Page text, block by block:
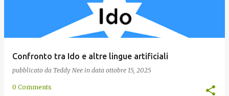
Confronto tra Ido e altre lingue artificiali
pubblicato da Teddy Nee in data ottobre 15, 2025
0 Comments